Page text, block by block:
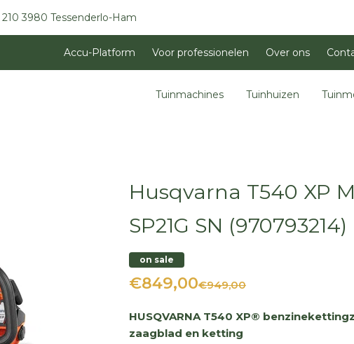
3980 Tessenderlo-Ham
Accu-Platform Voor professionelen Over ons
Tuinmachines Tuinhuizen
Husqvarna T540 XP
SP21G SN (970793214)
on sale
€849,00€949,00
HUSQVARNA T540 XP®
zaagblad en ketting